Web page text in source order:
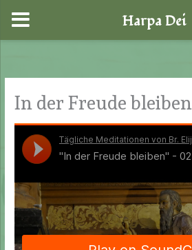
springen
In der Freude bleiben
Harpa Dei